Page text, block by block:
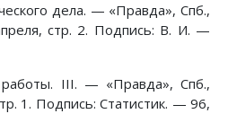
дела. — «Правда», Спб.,
стр. 2. Подпись: В. И. —
III. — «Правда», Спб.,
1. Подпись: Статистик. — 96,